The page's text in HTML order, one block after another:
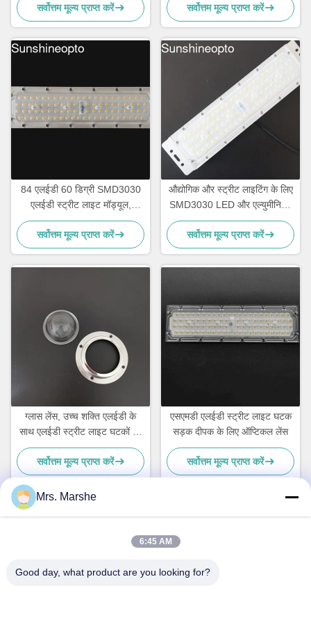
पीसी लेंस के साथ
सर्वोत्तम मूल्य प्राप्त करें
सर्वोत्तम मूल्य प्राप्त करें
84 एलईडी 60 डिग्री SMD3030
एलईडी स्ट्रीट लाइट मॉड्यूल,
140lm/w दक्षता और पीसी लेंस के
साथ
सर्वोत्तम मूल्य प्राप्त करें
औद्योगिक और स्ट्रीट लाइटिंग के लिए
SMD3030 LED और एल्युमीनियम
हीटसिंक के साथ 50W 90 डिग्री
140 lm/W हाई बे लाइट मॉड्यूल
सर्वोत्तम मूल्य प्राप्त करें
ग्लास लेंस, उच्च शक्ति एलईडी के
साथ एलईडी स्ट्रीट लाइट घटकों को
प्रतिबिंबित
सर्वोत्तम मूल्य प्राप्त करें
एसएमडी एलईडी स्ट्रीट लाइट घटक
सड़क दीपक के लिए ऑप्टिकल लेंस
सर्वोत्तम मूल्य प्राप्त करें
पता
Mrs. Marshe
6:45 AM
Good day, what product are you looking for?